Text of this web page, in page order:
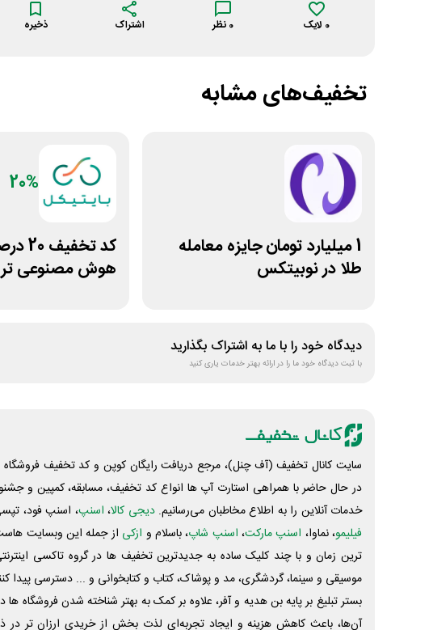
0 لایک 0 نظر اشتراک ذخیره
تخفیف‌های مشابه
1 میلیارد تومان جایزه معامله
طلا در نوبیتکس
20%
کد
هوش مصنوعی
دیدگاه خود را با ما به اشتراک بگذارید
با ثبت دیدگاه خود ما را در ارائه بهتر خدمات یاری کنید
سایت کانال تخفیف (آف چنل)، مرجع دریافت رایگان کوپن و کد تخفیف
در حال حاضر با همراهی استارت آپ ها انواع کد تخفیف، مسابقه، کمپین و
خدمات آنلاین را به اطلاع مخاطبان می‌رسانیم. دیجی کالا، اسنپ، اسنپ فود،
فیلیمو، نماوا، اسنپ مارکت، اسنپ شاپ، باسلام و ازکی از جمله این وبسایت
ترین زمان و با چند کلیک ساده به جدیدترین تخفیف ها در گروه تاکسی
موسیقی و سینما، گردشگری، مد و پوشاک، کتاب و کتابخوانی و ... دسترسی پیدا
بستر تبلیغ بر پایه بن هدیه و آفر، علاوه بر کمک به بهتر شناخته شدن فروشگاه
آن‌ها، باعث کاهش هزینه و ایجاد تجربه‌ای لذت بخش از خریدی ارزان تر